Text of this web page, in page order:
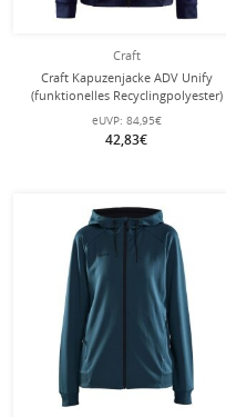
Craft
Craft Kapuzenjacke ADV Unify
(funktionelles Recyclingpolyester)
navyblau Damen
eUVP: 84,95€
42,83€